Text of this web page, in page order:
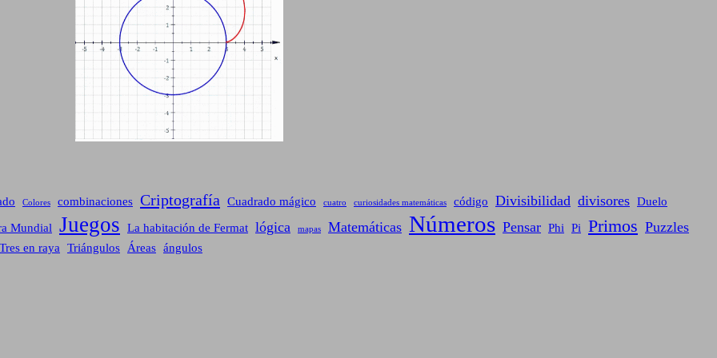
Colores combinaciones Criptografía Cuadrado mágico cuatro curiosidades matemáticas código Divisibilidad divisores Duelo
Mundial Juegos La habitación de Fermat lógica mapas Matemáticas Números Pensar Phi Pi Primos Puzzles
Tres en raya Triángulos Áreas ángulos